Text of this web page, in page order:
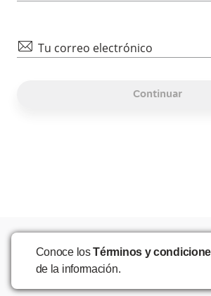
mail Tu correo electrónico
Continuar
Conoce losTérminos y
de la información.